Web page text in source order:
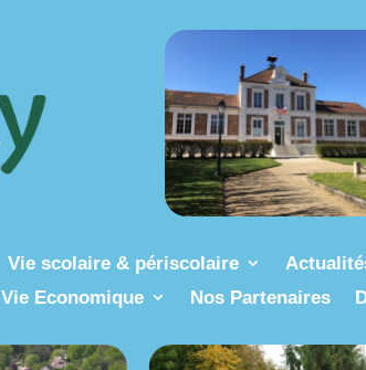
Vie scolaire & périscolaire
Vie Economique Nos Partenaires